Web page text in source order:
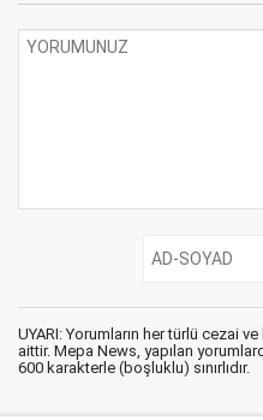
UYARI: Yorumların her türlü cezai
aittir. Mepa News, yapılan
600 karakterle (boşluklu) sınırlıdır.